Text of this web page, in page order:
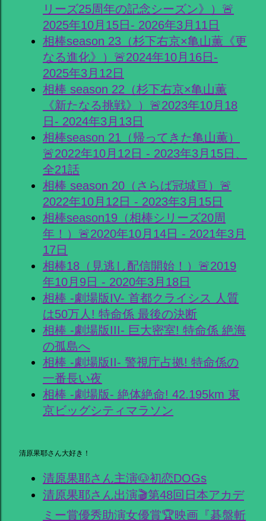
リーズ25周年の記念シーズン》）🚨
2025年10月15日- 2026年3月11日
相棒season 23（杉下右京×亀山薫《更
なる進化》）🚨2024年10月16日-
2025年3月12日
相棒 season 22（杉下右京×亀山薫
《新たなる挑戦》）🚨2023年10月18
日- 2024年3月13日
相棒season 21（帰ってきた亀山薫）
🚨2022年10月12日 - 2023年3月15日、
全21話
相棒 season 20（さらば冠城亘）🚨
2022年10月12日 - 2023年3月15日
相棒season19（相棒シリーズ20周
年！）🚨2020年10月14日 - 2021年3月
17日
相棒18（見逃し配信開始！）🚨2019
年10月9日 - 2020年3月18日
相棒 -劇場版IV- 首都クライシス 人質
は50万人! 特命係 最後の決断
相棒 -劇場版III- 巨大密室! 特命係 絶海
の孤島へ
相棒 -劇場版II- 警視庁占拠! 特命係の
一番長い夜
相棒 -劇場版- 絶体絶命! 42.195km 東
京ビッグシティマラソン
清原果耶さん大好き！
清原果耶さん主演🐶初恋DOGs
清原果耶さん出演🎬第48回日本アカデ
ミー賞優秀助演女優賞🏆映画『碁盤斬